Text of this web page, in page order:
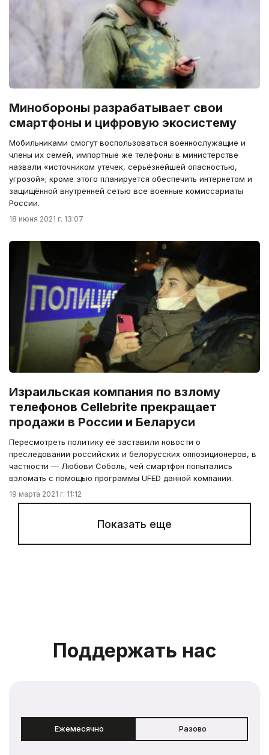
Минобороны разрабатывает свои
смартфоны и цифровую экосистему
Мобильниками смогут воспользоваться военнослужащие и
члены их семей, импортные же телефоны в министерстве
назвали «источником утечек, серьёзнейшей опасностью,
угрозой»; кроме этого планируется обеспечить интернетом и
защищённой внутренней сетью все военные комиссариаты
России.
18 июня 2021 г. 13:07
Израильская компания по взлому
телефонов Cellebrite прекращает
продажи в России и Беларуси
Пересмотреть политику её заставили новости о
преследовании российских и белорусских оппозиционеров, в
частности — Любови Соболь, чей смартфон попытались
взломать с помощью программы UFED данной компании.
19 марта 2021 г. 11:12
Показать еще
Поддержать нас
Ежемесячно Разово